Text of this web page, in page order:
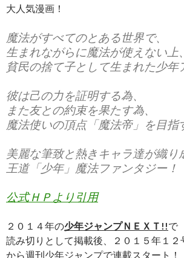
大人気漫画！
魔法がすべてのとある世界で、
生まれながらに魔法が使えない上、
貧民の捨て子として生まれた少年
彼は己の力を証明する為、
また友との約束を果たす為、
魔法使いの頂点「魔法帝」を目指
美麗な筆致と熱きキャラ達が織り
王道「少年」魔法ファンタジー！
公式ＨＰより引用
２０１４年の少年ジャンプＮＥＸＴ!!で
読み切りとして掲載後、２０１５年１２
から週刊少年ジャンプで連載スタート！